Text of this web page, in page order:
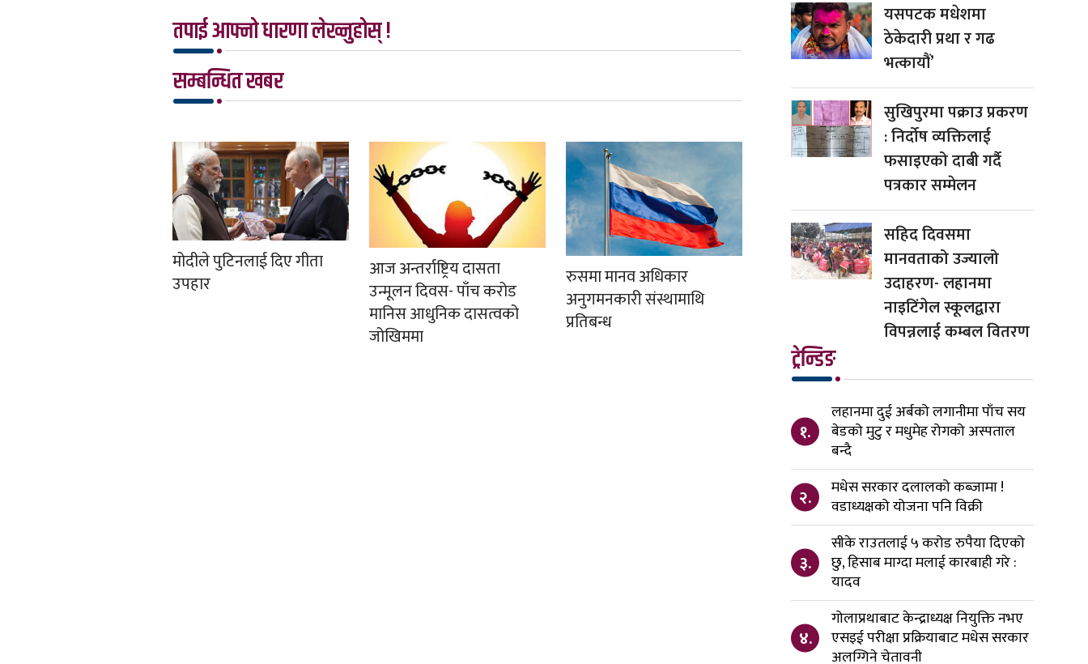
तपाई आफ्नो धारणा लेख्नुहोस् !
सम्बन्धित खबर
मोदीले पुटिनलाई दिए गीता
उपहार
आज अन्तर्राष्ट्रिय दासता
उन्मूलन दिवस- पाँच करोड
मानिस आधुनिक दासत्वको
जोखिममा
रुसमा मानव अधिकार
अनुगमनकारी संस्थामाथि
प्रतिबन्ध
यसपटक मधेशमा
ठेकेदारी प्रथा र गढ
भत्कायौं’
सुखिपुरमा पक्राउ प्रकरण
: निर्दोष व्यक्तिलाई
फसाइएको दाबी गर्दै
पत्रकार सम्मेलन
सहिद दिवसमा
मानवताको उज्यालो
उदाहरण- लहानमा
नाइटिंगेल स्कूलद्वारा
विपन्नलाई कम्बल वितरण
ट्रेन्डिङ
१.
लहानमा दुई अर्बको लगानीमा पाँच सय
बेडको मुटु र मधुमेह रोगको अस्पताल
बन्दै
२.
मधेस सरकार दलालको कब्जामा !
वडाध्यक्षको योजना पनि विक्री
३.
सीके राउतलाई ५ करोड रुपैया दिएको
छु, हिसाब माग्दा मलाई कारबाही गरे :
यादव
४.
गोलाप्रथाबाट केन्द्राध्यक्ष नियुक्ति नभए
एसइई परीक्षा प्रक्रियाबाट मधेस सरकार
अलग्गिने चेतावनी